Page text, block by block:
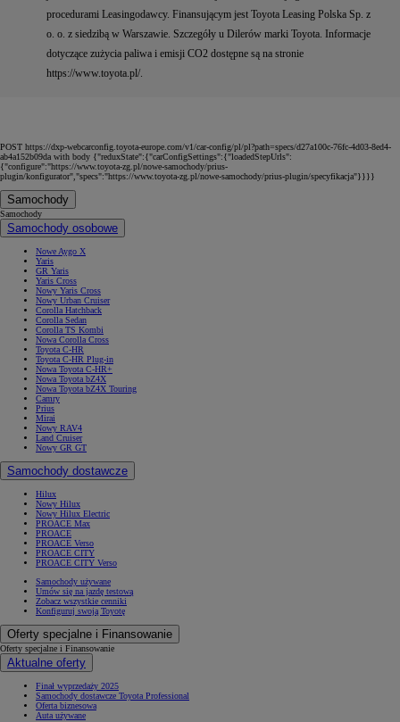
procedurami Leasingodawcy. Finansującym jest Toyota Leasing Polska Sp. z
o. o. z siedzibą w Warszawie. Szczegóły u Dilerów marki Toyota. Informacje
dotyczące zużycia paliwa i emisji CO2 dostępne są na stronie
https://www.toyota.pl/.
POST https://dxp-webcarconfig.toyota-europe.com/v1/car-config/pl/pl?path=specs/d27a100c-76fc-4d03-8ed4-
ab4a152b09da with body {"reduxState":{"carConfigSettings":{"loadedStepUrls":
{"configure":"https://www.toyota-zg.pl/nowe-samochody/prius-
plugin/konfigurator","specs":"https://www.toyota-zg.pl/nowe-samochody/prius-plugin/specyfikacja"}}}}
Samochody
Samochody
Samochody osobowe
Nowe Aygo X
Yaris
GR Yaris
Yaris Cross
Nowy Yaris Cross
Nowy Urban Cruiser
Corolla Hatchback
Corolla Sedan
Corolla TS Kombi
Nowa Corolla Cross
Toyota C-HR
Toyota C-HR Plug-in
Nowa Toyota C-HR+
Nowa Toyota bZ4X
Nowa Toyota bZ4X Touring
Camry
Prius
Mirai
Nowy RAV4
Land Cruiser
Nowy GR GT
Samochody dostawcze
Hilux
Nowy Hilux
Nowy Hilux Electric
PROACE Max
PROACE
PROACE Verso
PROACE CITY
PROACE CITY Verso
Samochody używane
Umów się na jazdę testową
Zobacz wszystkie cenniki
Konfiguruj swoją Toyotę
Oferty specjalne i Finansowanie
Oferty specjalne i Finansowanie
Aktualne oferty
Finał wyprzedaży 2025
Samochody dostawcze Toyota Professional
Oferta biznesowa
Auta używane